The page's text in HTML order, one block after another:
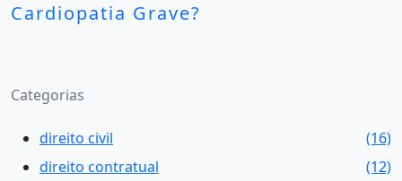
Cardiopatia Grave?
Categorias
direito civil
(16)
direito contratual
(12)